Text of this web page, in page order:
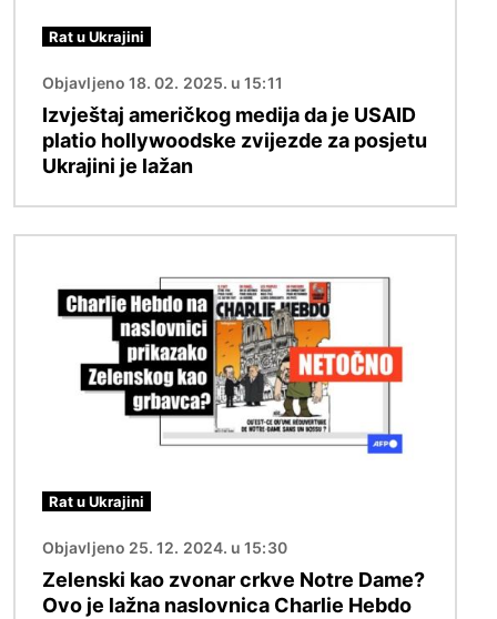
Rat u Ukrajini
Objavljeno 18. 02. 2025. u 15:11
Izvještaj američkog medija da je USAID
platio hollywoodske zvijezde za posjetu
Ukrajini je lažan
Rat u Ukrajini
Objavljeno 25. 12. 2024. u 15:30
Zelenski kao zvonar crkve Notre Dame?
Ovo je lažna naslovnica Charlie Hebdo